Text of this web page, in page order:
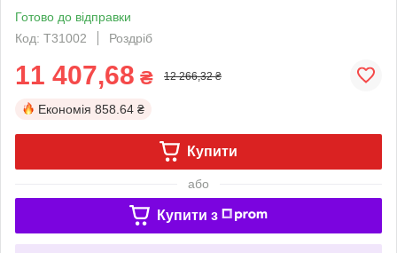
Готово до відправки
Код: T31002
Роздріб
11 407,68 ₴ 12 266,32 ₴
Економія 858.64 ₴
Купити
або
Купити з